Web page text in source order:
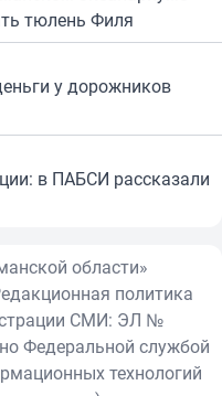
тюлень Филя
у дорожников
в ПАБСИ рассказали
области»
политика
СМИ: ЭЛ №
Федеральной службой
технологий